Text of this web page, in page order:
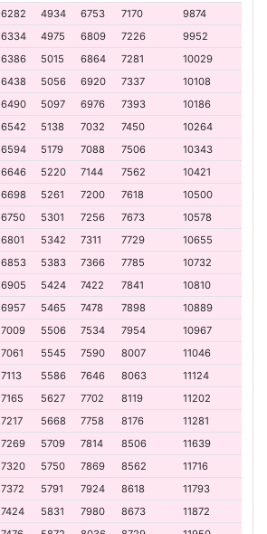
6282 4934 6753 7170
9874
6334 4975 6809 7226
9952
6386 5015 6864 7281
10029
6438 5056 6920 7337
10108
6490 5097 6976 7393
10186
6542 5138 7032 7450
10264
6594 5179 7088 7506
10343
6646 5220 7144 7562
10421
6698 5261 7200 7618
10500
6750 5301 7256 7673
10578
6801 5342 7311 7729
10655
6853 5383 7366 7785
10732
6905 5424 7422 7841
10810
6957 5465 7478 7898
10889
7009 5506 7534 7954
10967
7061 5545 7590 8007
11046
7113 5586 7646 8063
11124
7165 5627 7702 8119
11202
7217 5668 7758 8176
11281
7269 5709 7814 8506
11639
7320 5750 7869 8562
11716
7372 5791 7924 8618
11793
7424 5831 7980 8673
11872